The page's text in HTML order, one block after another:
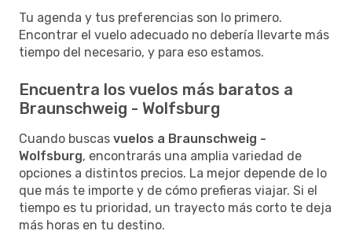
Tu agenda y tus preferencias son lo primero.
Encontrar el vuelo adecuado no debería llevarte más
tiempo del necesario, y para eso estamos.
Encuentra los vuelos más baratos a
Braunschweig - Wolfsburg
Cuando buscas vuelos a Braunschweig -
Wolfsburg, encontrarás una amplia variedad de
opciones a distintos precios. La mejor depende de lo
que más te importe y de cómo prefieras viajar. Si el
tiempo es tu prioridad, un trayecto más corto te deja
más horas en tu destino.